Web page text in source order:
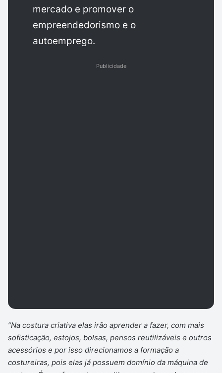
mercado e promover o
empreendedorismo e o
autoemprego.
Publicidade
“Na costura criativa elas irão aprender a fazer, com mais
sofisticação, estojos, bolsas, pensos reutilizáveis e outros
acessórios e por isso direcionamos a formação a
costureiras, pois elas já possuem domínio da máquina de